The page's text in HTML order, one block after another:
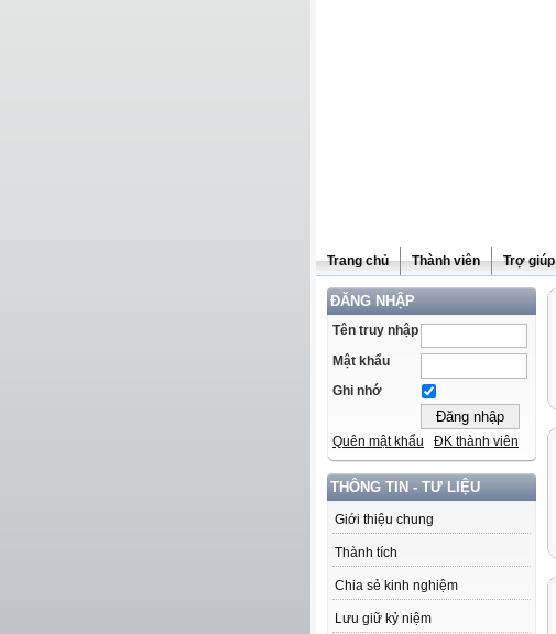
Trang chủ Thành viên Trợ giúp
ĐĂNG NHẬP
Tên truy nhập
Mật khẩu
Ghi nhớ
Quên mật khẩu ĐK thành viên
THÔNG TIN - TƯ LIỆU
Giới thiệu chung
Thành tích
Chia sẻ kinh nghiệm
Lưu giữ kỷ niệm